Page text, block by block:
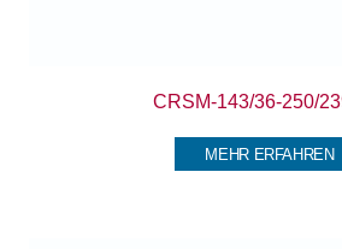
CRSM-143/36-250/
MEHR ERFAHREN